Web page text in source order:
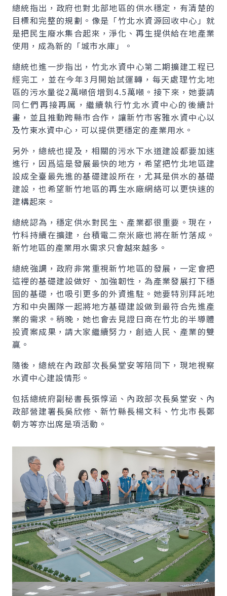
總統指出，政府也對北部地區的供水穩定，有清楚的
目標和完整的規劃。像是「竹北水資源回收中心」就
是把民生廢水集合起來，淨化、再生提供給在地產業
使用，成為新的「城市水庫」。
總統也進一步指出，竹北水資中心第二期擴建工程已
經完工，並在今年3月開始試運轉，每天處理竹北地
區的污水量從2萬噸倍增到4.5萬噸。接下來，她要請
同仁們再接再厲，繼續執行竹北水資中心的後續計
畫，並且推動跨縣市合作，讓新竹市客雅水資中心以
及竹東水資中心，可以提供更穩定的產業用水。
另外，總統也提及，相關的污水下水道建設都要加速
進行，因爲這是發展最快的地方，希望把竹北地區建
設成全臺最先進的基礎建設所在，尤其是供水的基礎
建設，也希望新竹地區的再生水廠網絡可以更快速的
建構起來。
總統認為，穩定供水對民生、產業都很重要。現在，
竹科持續在擴建，台積電二奈米廠也將在新竹落成。
新竹地區的產業用水需求只會越來越多。
總統強調，政府非常重視新竹地區的發展，一定會把
這裡的基礎建設做好、加強韌性，為產業發展打下穩
固的基礎，也吸引更多的外資進駐。她要特別拜託地
方和中央團隊一起將地方基礎建設做到最符合先進產
業的需求。稍晚，她也會去見證日商在竹北的半導體
投資案成果，請大家繼續努力，創造人民、產業的雙
贏。
隨後，總統在內政部次長吳堂安等陪同下，現地視察
水資中心建設情形。
包括總統府副秘書長張惇涵、內政部次長吳堂安、內
政部營建署長吳欣修、新竹縣長楊文科、竹北市長鄭
朝方等亦出席是項活動。